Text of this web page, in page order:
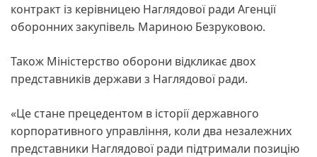
контракт із керівницею Наглядової ради Агенції
оборонних закупівель Мариною Безруковою.
Також Міністерство оборони відкликає двох
представників держави з Наглядової ради.
«Це стане прецедентом в історії державного
корпоративного управління, коли два незалежних
представники Наглядової ради підтримали позицію